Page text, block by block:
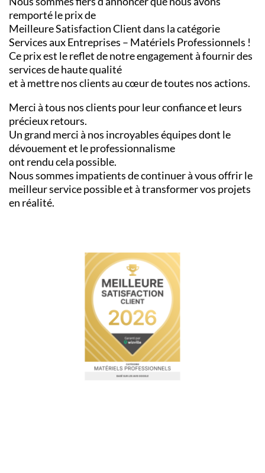
remporté le prix de
Meilleure Satisfaction Client dans la catégorie
Services aux Entreprises – Matériels Professionnels !
Ce prix est le reflet de notre engagement à fournir des
services de haute qualité
et à mettre nos clients au cœur de toutes nos actions.
Merci à tous nos clients pour leur confiance et leurs
précieux retours.
Un grand merci à nos incroyables équipes dont le
dévouement et le professionnalisme
ont rendu cela possible.
Nous sommes impatients de continuer à vous offrir le
meilleur service possible et à transformer vos projets
en réalité.